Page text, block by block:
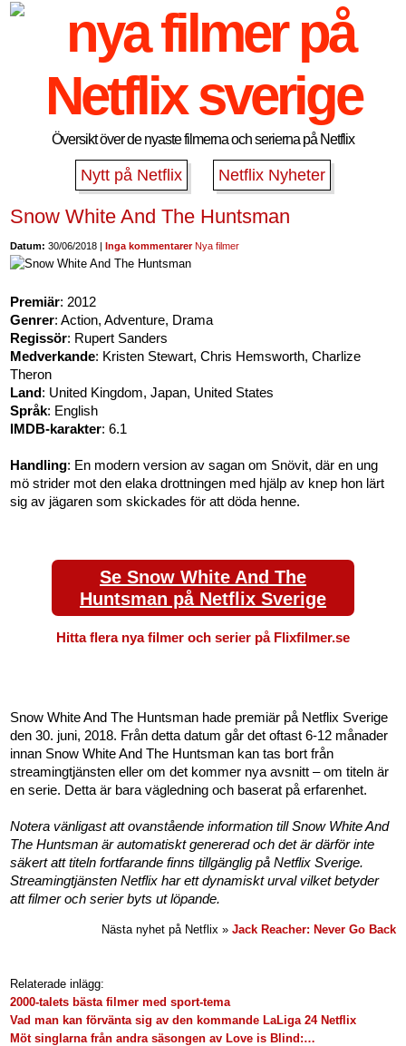
Översikt över de nyaste filmerna och serierna på Netflix
Nytt på Netflix Netflix Nyheter
Snow White And The Huntsman
Datum: 30/06/2018 |Inga kommentarer Nya filmer
Premiär: 2012
Genrer: Action, Adventure, Drama
Regissör: Rupert Sanders
Medverkande: Kristen Stewart, Chris Hemsworth, Charlize
Theron
Land: United Kingdom, Japan, United States
Språk: English
IMDB-karakter: 6.1
Handling: En modern version av sagan om Snövit, där en ung
mö strider mot den elaka drottningen med hjälp av knep hon lärt
sig av jägaren som skickades för att döda henne.
Se Snow White And The
Huntsman på Netflix Sverige
Hitta flera nya filmer och serier på Flixfilmer.se
Snow White And The Huntsman hade premiär på Netflix Sverige
den 30. juni, 2018. Från detta datum går det oftast 6-12 månader
innan Snow White And The Huntsman kan tas bort från
streamingtjänsten eller om det kommer nya avsnitt – om titeln är
en serie. Detta är bara vägledning och baserat på erfarenhet.
Notera vänligast att ovanstående information till Snow White And
The Huntsman är automatiskt genererad och det är därför inte
säkert att titeln fortfarande finns tillgänglig på Netflix Sverige.
Streamingtjänsten Netflix har ett dynamiskt urval vilket betyder
att filmer och serier byts ut löpande.
Nästa nyhet på Netflix » Jack Reacher: Never Go Back
Relaterade inlägg:
2000-talets bästa filmer med sport-tema
Vad man kan förvänta sig av den kommande LaLiga 24 Netflix
Möt singlarna från andra säsongen av Love is Blind:…